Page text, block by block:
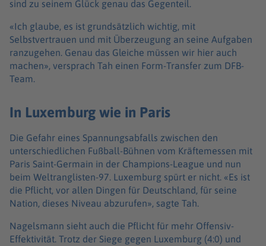
sind zu seinem Glück genau das Gegenteil.
«Ich glaube, es ist grundsätzlich wichtig, mit
Selbstvertrauen und mit Überzeugung an seine Aufgaben
ranzugehen. Genau das Gleiche müssen wir hier auch
machen», versprach Tah einen Form-Transfer zum DFB-
Team.
In Luxemburg wie in Paris
Die Gefahr eines Spannungsabfalls zwischen den
unterschiedlichen Fußball-Bühnen vom Kräftemessen mit
Paris Saint-Germain in der Champions-League und nun
beim Weltranglisten-97. Luxemburg spürt er nicht. «Es ist
die Pflicht, vor allen Dingen für Deutschland, für seine
Nation, dieses Niveau abzurufen», sagte Tah.
Nagelsmann sieht auch die Pflicht für mehr Offensiv-
Effektivität. Trotz der Siege gegen Luxemburg (4:0) und